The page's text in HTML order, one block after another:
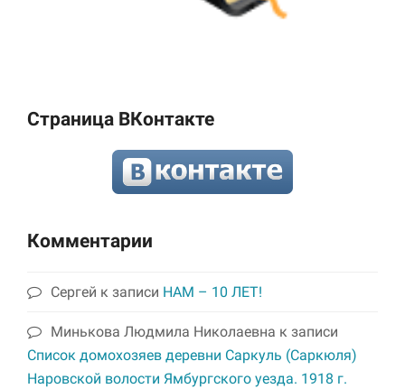
Страница ВКонтакте
Комментарии
Сергей к записи НАМ – 10 ЛЕТ!
Минькова Людмила Николаевна к записи
Список домохозяев деревни Саркуль (Саркюля)
Наровской волости Ямбургского уезда. 1918 г.